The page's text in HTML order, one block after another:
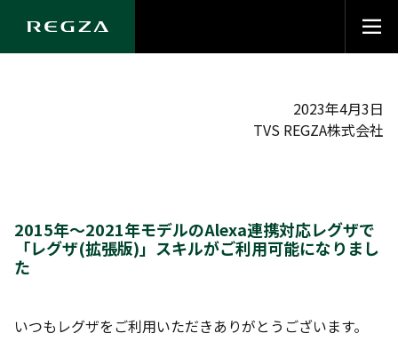
2023年4月3日
TVS REGZA株式会社
2015年～2021年モデルのAlexa連携対応レグザで
「レグザ(拡張版)」スキルがご利用可能になりまし
た
いつもレグザをご利用いただきありがとうございます。